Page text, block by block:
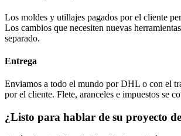
Los moldes y utillajes pagados por el cliente
Los cambios que necesiten nuevas
separado.
Entrega
Enviamos a todo el mundo por DHL o con el
por el cliente. Flete, aranceles e impuestos se
¿Listo para hablar de su proyecto